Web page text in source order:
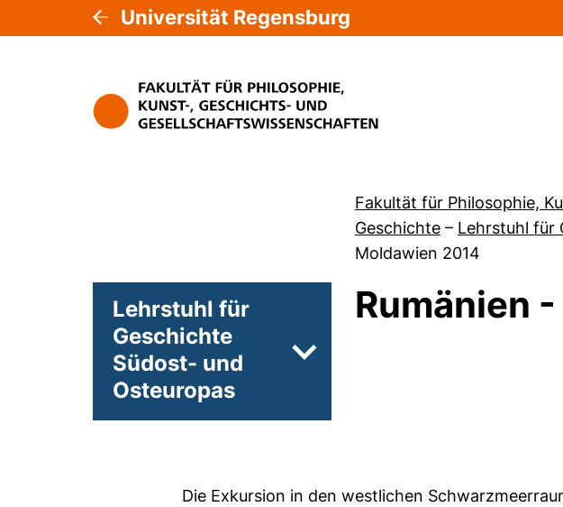
Universität Regensburg
Fakultät für Philosophie,
Geschichte – Lehrstuhl für
Moldawien 2014
Lehrstuhl für
Geschichte
Südost- und
Osteuropas
Unterseiten von Studium
Rumänien
Die Exkursion in den westlichen